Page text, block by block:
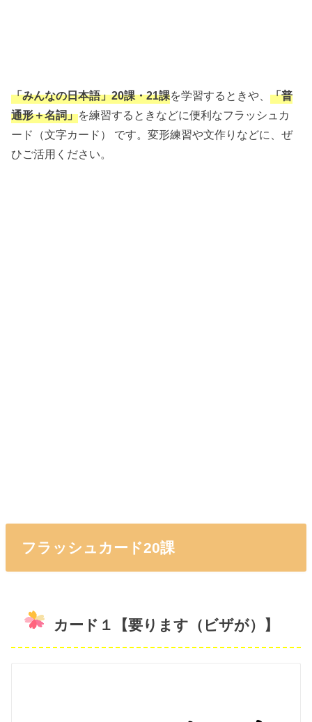
「みんなの日本語」20課・21課を学習するときや、「普
通形＋名詞」を練習するときなどに便利なフラッシュカ
ード（文字カード） です。変形練習や文作りなどに、ぜ
ひご活用ください。
フラッシュカード20課
カード１【要ります（ビザが）】